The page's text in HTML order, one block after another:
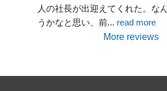
人の社長が出迎えてくれた。な
うかなと思い、前... read more
More reviews